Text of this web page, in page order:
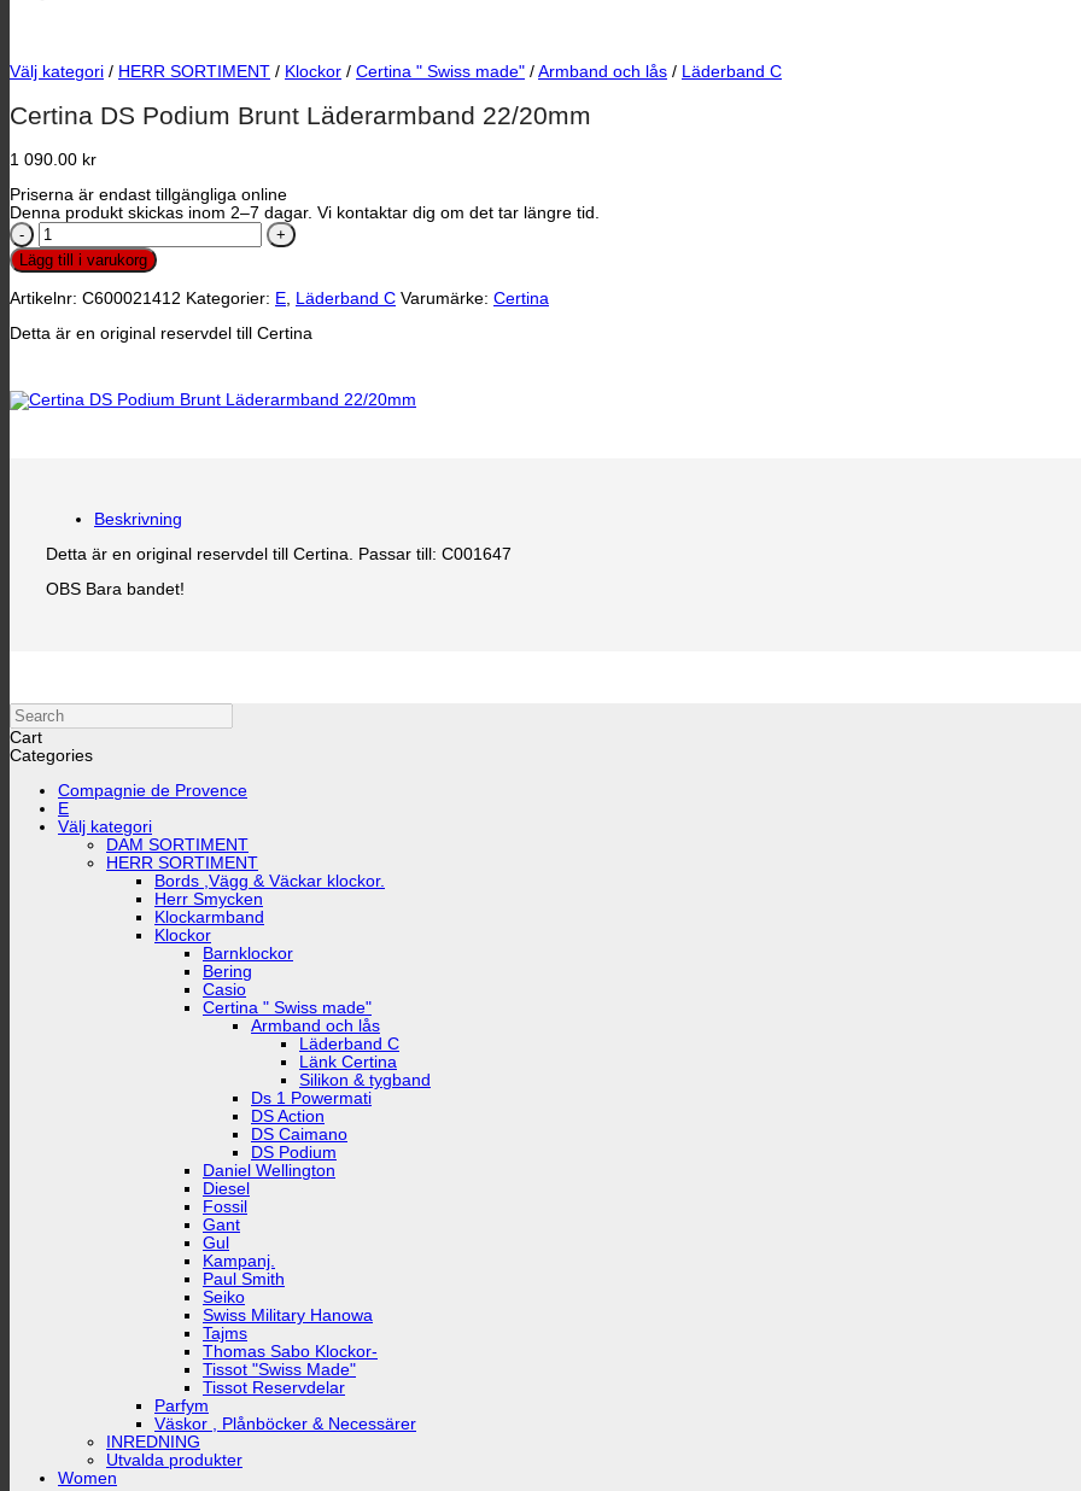
Välj kategori / HERR SORTIMENT / Klockor / Certina " Swiss made" / Armband och lås / Läderband C
Certina DS Podium Brunt Läderarmband 22/20mm
1 090.00 kr
Priserna är endast tillgängliga online
Denna produkt skickas inom 2–7 dagar. Vi kontaktar dig om det tar längre tid.
Certina
DS
Podium
Läderarmband
mängd
Lägg till i varukorg
Artikelnr: C600021412 Kategorier: E Läderband C Varumärke: Certina
Detta är en original reservdel till Certina
Beskrivning
Detta är en original reservdel till Certina. Passar till: C001647
OBS Bara bandet!
Search
Cart
Categories
Compagnie de Provence
E
Välj kategori
DAM SORTIMENT
HERR SORTIMENT
Bords ,Vägg & Väckar klockor.
Herr Smycken
Klockarmband
Klockor
Barnklockor
Bering
Casio
Certina " Swiss made"
Armband och lås
Läderband C
Länk Certina
Silikon & tygband
Ds 1 Powermati
DS Action
DS Caimano
DS Podium
Daniel Wellington
Diesel
Fossil
Gant
Gul
Kampanj.
Paul Smith
Seiko
Swiss Military Hanowa
Tajms
Thomas Sabo Klockor-
Tissot "Swiss Made"
Tissot Reservdelar
Parfym
Väskor , Plånböcker & Necessärer
INREDNING
Utvalda produkter
Women